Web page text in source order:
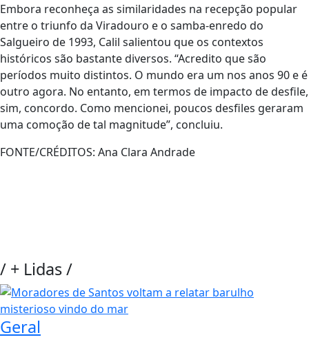
Embora reconheça as similaridades na recepção popular
entre o triunfo da Viradouro e o samba-enredo do
Salgueiro de 1993, Calil salientou que os contextos
históricos são bastante diversos. “Acredito que são
períodos muito distintos. O mundo era um nos anos 90 e é
outro agora. No entanto, em termos de impacto de desfile,
sim, concordo. Como mencionei, poucos desfiles geraram
uma comoção de tal magnitude”, concluiu.
FONTE/CRÉDITOS: Ana Clara Andrade
/ + Lidas/
Geral